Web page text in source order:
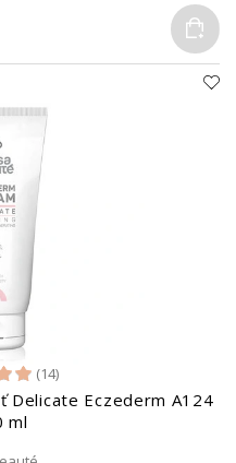
(14)
Delicate Eczederm A124
ml